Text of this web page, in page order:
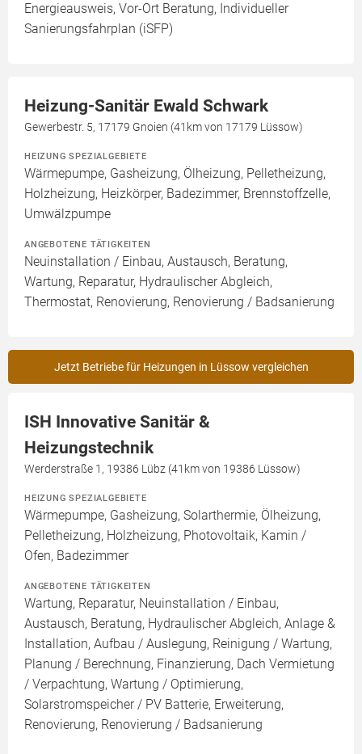
Energieausweis, Vor-Ort Beratung, Individueller
Sanierungsfahrplan (iSFP)
Heizung-Sanitär Ewald Schwark
Gewerbestr. 5, 17179 Gnoien (41km von 17179 Lüssow)
HEIZUNG SPEZIALGEBIETE
Wärmepumpe, Gasheizung, Ölheizung, Pelletheizung,
Holzheizung, Heizkörper, Badezimmer, Brennstoffzelle,
Umwälzpumpe
ANGEBOTENE TÄTIGKEITEN
Neuinstallation / Einbau, Austausch, Beratung,
Wartung, Reparatur, Hydraulischer Abgleich,
Thermostat, Renovierung, Renovierung / Badsanierung
Jetzt Betriebe für Heizungen in Lüssow vergleichen
ISH Innovative Sanitär &
Heizungstechnik
Werderstraße 1, 19386 Lübz (41km von 19386 Lüssow)
HEIZUNG SPEZIALGEBIETE
Wärmepumpe, Gasheizung, Solarthermie, Ölheizung,
Pelletheizung, Holzheizung, Photovoltaik, Kamin /
Ofen, Badezimmer
ANGEBOTENE TÄTIGKEITEN
Wartung, Reparatur, Neuinstallation / Einbau,
Austausch, Beratung, Hydraulischer Abgleich, Anlage &
Installation, Aufbau / Auslegung, Reinigung / Wartung,
Planung / Berechnung, Finanzierung, Dach Vermietung
/ Verpachtung, Wartung / Optimierung,
Solarstromspeicher / PV Batterie, Erweiterung,
Renovierung, Renovierung / Badsanierung